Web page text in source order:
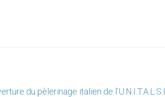
du pèlerinage italien de l’U.N.I.T.A.L.S.I